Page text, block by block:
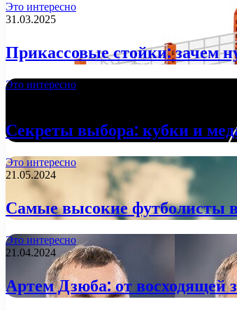
Это интересно
31.03.2025
Прикассовые стойки: зачем
Это интересно
Секреты выбора: кубки и
Это интересно
21.05.2024
Самые высокие футболисты
Это интересно
21.04.2024
Артем Дзюба: от восходящей